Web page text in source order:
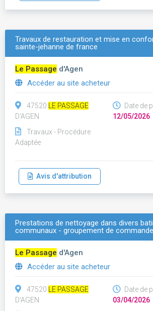
Travaux de restauration et mise en
sainte-jehanne de france
Le Passage d'Agen
Accéder au site acheteur
47520
LE PASSAGE
D'AGEN
Travaux - Procédure
Adaptée
Date de
12/05/2026
Avis d'attribution
Prestations de nettoyage dans divers
communaux - groupement de commande
Le Passage d'Agen
Accéder au site acheteur
47520
LE PASSAGE
D'AGEN
Date de
03/04/2026